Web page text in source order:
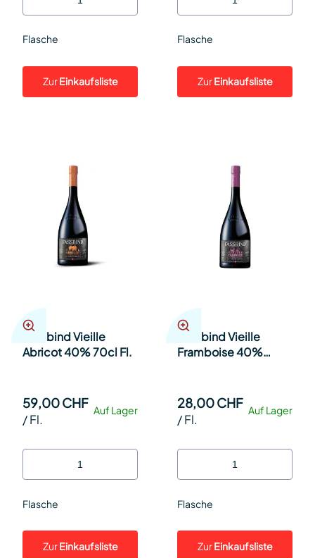
Flasche
ZurEinkaufsliste
Flasche
ZurEinkaufsliste
Fassbind Vieille
Abricot 40% 70cl Fl.
Auf Lager
59,00 CHF
/Fl.
Flasche
ZurEinkaufsliste
Fassbind Vieille
Framboise 40%
Auf Lager
28,00 CHF
/Fl.
Flasche
ZurEinkaufsliste